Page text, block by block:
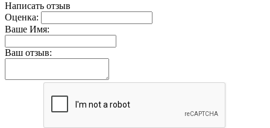
Написать отзыв
Оценка:
Ваше Имя:
Ваш отзыв: